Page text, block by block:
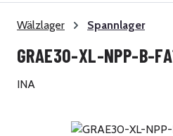
Wälzlager Spannlager
GRAE30-XL-NPP-B-
INA
Bildergalerie überspringen